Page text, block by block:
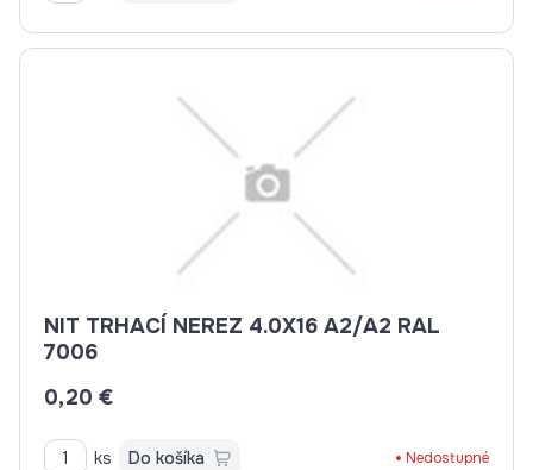
NIT TRHACÍ NEREZ 4.0X16 A2/A2 RAL
7006
0,20 €
ks Do košíka Nedostupné